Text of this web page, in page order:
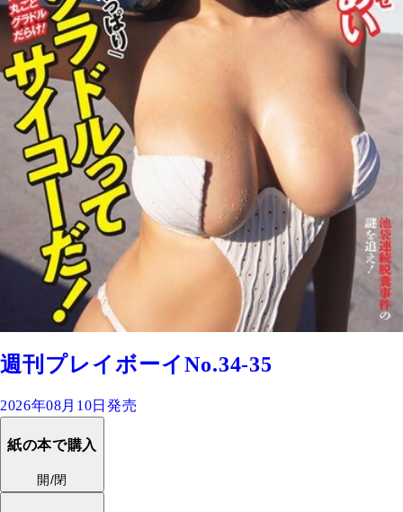
週刊プレイボーイNo.34-35
2026年08月10日発売
紙の本で購入
開/閉